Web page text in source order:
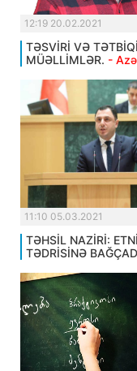
12:19 20.02.2021
TƏSVİRİ VƏ
MÜƏLLİMLƏR. -
11:10 05.03.2021
TƏHSİL NAZİRİ:
TƏDRİSİNƏ